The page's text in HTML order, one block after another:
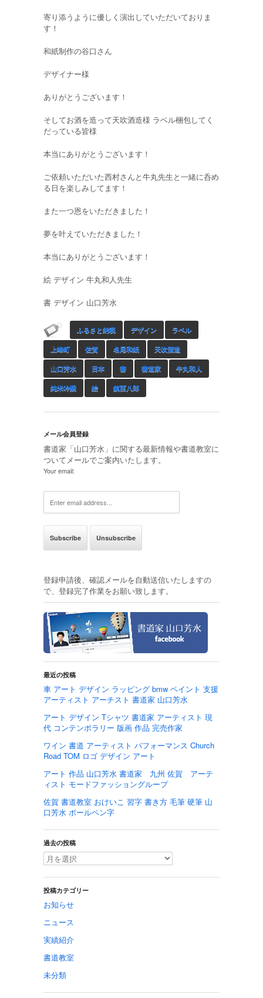
寄り添うように優しく演出していただいておりま
す！
和紙制作の谷口さん
デザイナー様
ありがとうございます！
そしてお酒を造って天吹酒造様 ラベル梱包してく
だっている皆様
本当にありがとうございます！
ご依頼いただいた西村さんと牛丸先生と一緒に呑め
る日を楽しみしてます！
また一つ恩をいただきました！
夢を叶えていただきました！
本当にありがとうございます！
絵 デザイン 牛丸和人先生
書 デザイン 山口芳水
ふるさと納税 デザイン ラベル
上峰町 佐賀 名尾和紙 天吹酒造
山口芳水 日本 書 書道家 牛丸和人
純米吟醸 絵 鎮西八郎
メール会員登録
書道家「山口芳水」に関する最新情報や書道教室に
ついてメールでご案内いたします。
Your email:
登録申請後、確認メールを自動送信いたしますの
で、登録完了作業をお願い致します。
最近の投稿
車 アート デザイン ラッピング bmw ペイント 支援
アーティスト アーチスト 書道家 山口芳水
アート デザイン Tシャツ 書道家 アーティスト 現
代 コンテンポラリー 版画 作品 完売作家
ワイン 書道 アーティスト パフォーマンス Church
Road TOM ロゴ デザイン アート
アート 作品 山口芳水 書道家 九州 佐賀 アーテ
ィスト モードファッショングループ
佐賀 書道教室 おけいこ 習字 書き方 毛筆 硬筆 山
口芳水 ボールペン字
過去の投稿
投稿カテゴリー
お知らせ
ニュース
実績紹介
書道教室
未分類